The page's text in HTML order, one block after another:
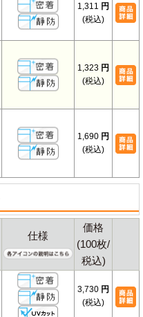
1,311 円
(税込)
1,323 円
(税込)
1,690 円
(税込)
仕様
価格
(100枚/
税込)
3,730 円
(税込)